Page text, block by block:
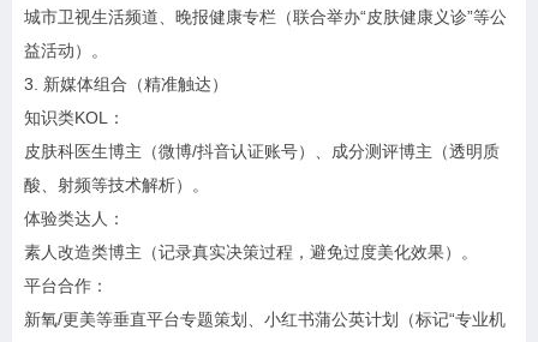
城市卫视生活频道、晚报健康专栏（联合举办“皮肤健康义诊”等公
益活动）。
3. 新媒体组合（精准触达）
知识类KOL：
皮肤科医生博主（微博/抖音认证账号）、成分测评博主（透明质
酸、射频等技术解析）。
体验类达人：
素人改造类博主（记录真实决策过程，避免过度美化效果）。
平台合作：
新氧/更美等垂直平台专题策划、小红书蒲公英计划（标记“专业机